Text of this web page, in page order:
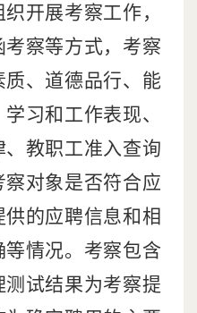
开展考察工作，
察等方式，考察
、道德品行、能
习和工作表现、
教职工准入查询
对象是否符合应
的应聘信息和相
情况。考察包含
试结果为考察提